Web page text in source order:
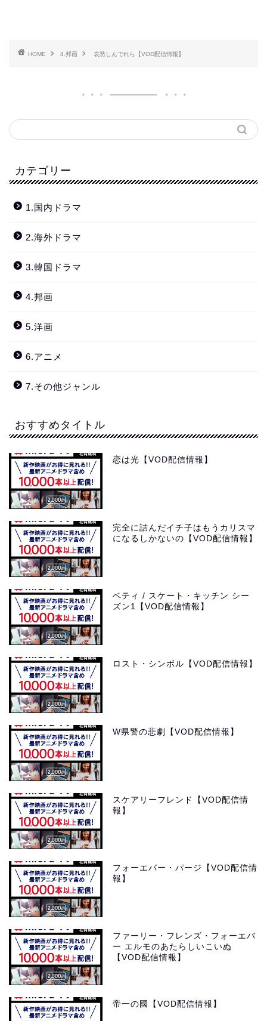
HOME 4.邦画 哀愁しんでれら【VOD配信情報】
カテゴリー
1.国内ドラマ
2.海外ドラマ
3.韓国ドラマ
4.邦画
5.洋画
6.アニメ
7.その他ジャンル
おすすめタイトル
恋は光【VOD配信情報】
完全に詰んだイチ子はもうカリスマ
になるしかないの【VOD配信情報】
ベティ / スケート・キッチン シー
ズン1【VOD配信情報】
ロスト・シンボル【VOD配信情報】
W県警の悲劇【VOD配信情報】
スケアリーフレンド【VOD配信情
報】
フォーエバー・パージ【VOD配信情
報】
ファーリー・フレンズ・フォーエバ
ー エルモのあたらしいこいぬ
【VOD配信情報】
帝一の國【VOD配信情報】